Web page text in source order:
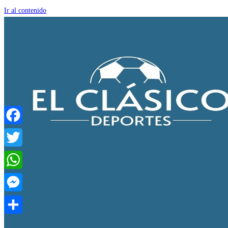
Ir al contenido
Facebook
Twitter
WhatsApp
Messenger